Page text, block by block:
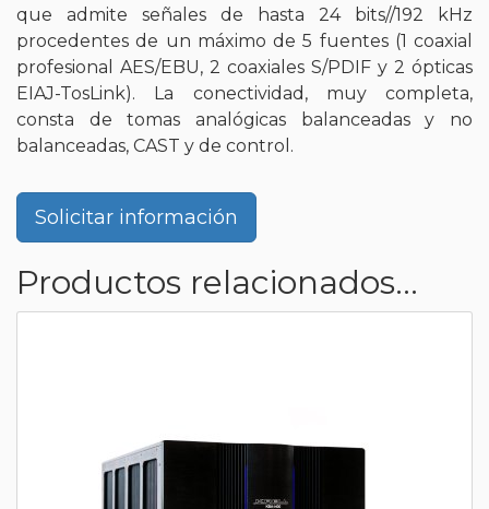
que admite señales de hasta 24 bits//192 kHz
procedentes de un máximo de 5 fuentes (1 coaxial
profesional AES/EBU, 2 coaxiales S/PDIF y 2 ópticas
EIAJ-TosLink). La conectividad, muy completa,
consta de tomas analógicas balanceadas y no
balanceadas, CAST y de control.
Solicitar información
Productos relacionados...